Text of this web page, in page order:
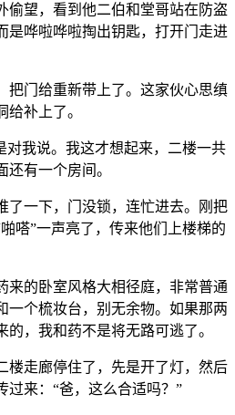
偷望，看到他二伯和堂哥站在防盗
是哗啦哗啦掏出钥匙，打开门走进
把门给重新带上了。这家伙心思缜
补上了。
对我说。我这才想起来，二楼一共
有一个房间。
了一下，门没锁，连忙进去。刚把
嗒”一声亮了，传来他们上楼梯的
来的卧室风格大相径庭，非常普通
一个梳妆台，别无余物。如果那两
，我和药不是将无路可逃了。
楼走廊停住了，先是开了灯，然后
过来：“爸，这么合适吗？”